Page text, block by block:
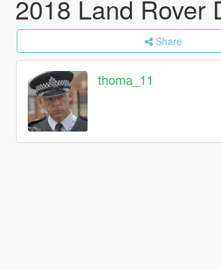
2018 Land Rover
Share
thoma_11